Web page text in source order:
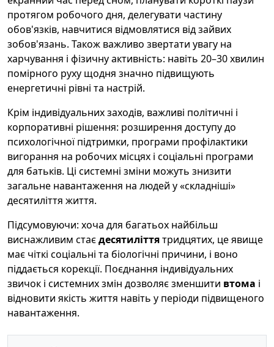
протягом робочого дня, делегувати частину
обов'язків, навчитися відмовлятися від зайвих
зобов'язань. Також важливо звертати увагу на
харчування і фізичну активність: навіть 20–30 хвилин
помірного руху щодня значно підвищують
енергетичні рівні та настрій.
Крім індивідуальних заходів, важливі політичні і
корпоративні рішення: розширення доступу до
психологічної підтримки, програми профілактики
вигорання на робочих місцях і соціальні програми
для батьків. Ці системні зміни можуть знизити
загальне навантаження на людей у «складніші»
десятиліття життя.
Підсумовуючи: хоча для багатьох найбільш
виснажливим стаєдесятиліттятридцятих, це явище
має чіткі соціальні та біологічні причини, і воно
піддається корекції. Поєднання індивідуальних
звичок і системних змін дозволяє зменшити втома і
відновити якість життя навіть у періоди підвищеного
навантаження.